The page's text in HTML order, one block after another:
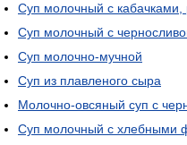
Суп молочный с
Суп молочный с
Суп молочно-мучной
Суп из плавленого сыра
Молочно-овсяный суп с
Суп молочный с хлебными